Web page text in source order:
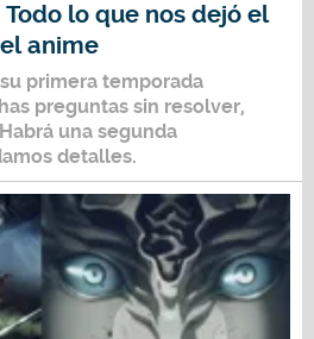
Todo lo que nos dejó el
anime
primera temporada
preguntas sin resolver,
una segunda
detalles.